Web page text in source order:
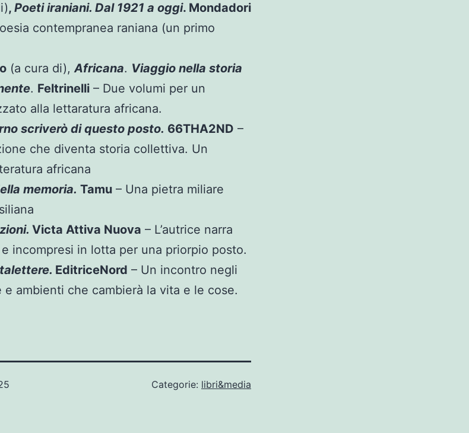
, Poeti iraniani. Dal 1921 a oggi. Mondadori
contempranea raniana (un primo
(a cura di),Africana. Viaggio nella storia
. Feltrinelli – Due volumi per un
alla lettaratura africana.
scriverò di questo posto. 66THA2ND –
che diventa storia collettiva. Un
africana
memoria. Tamu – Una pietra miliare
Victa Attiva Nuova – L’autrice narra
incompresi in lotta per una priorpio posto.
EditriceNord – Un incontro negli
e ambienti che cambierà la vita e le cose.
Categorie: libri&media